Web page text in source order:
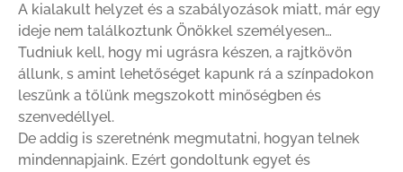
A kialakult helyzet és a szabályozások miatt, már egy
ideje nem találkoztunk Önökkel személyesen…
Tudniuk kell, hogy mi ugrásra készen, a rajtkövön
állunk, s amint lehetőséget kapunk rá a színpadokon
leszünk a tőlünk megszokott minőségben és
szenvedéllyel.
De addig is szeretnénk megmutatni, hogyan telnek
mindennapjaink. Ezért gondoltunk egyet és